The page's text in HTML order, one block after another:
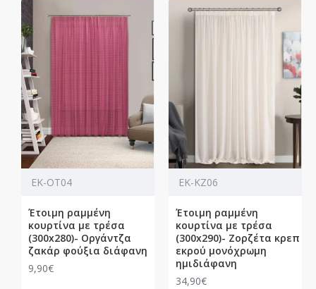
ΕΚ-ΟΤ04
Έτοιμη ραμμένη
κουρτίνα με τρέσα
(300x280)- Οργάντζα
ζακάρ φούξια διάφανη
9,90€
ΕΚ-ΚΖ06
Έτοιμη ραμμένη
κουρτίνα με τρέσα
(300x290)- Ζορζέτα κρεπ
εκρού μονόχρωμη
ημιδιάφανη
34,90€